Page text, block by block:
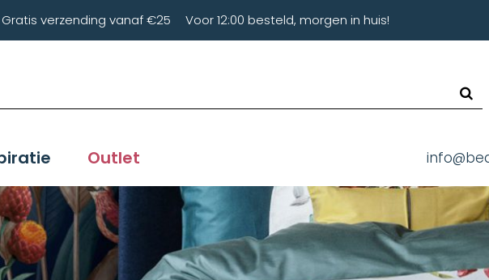
Gratis verzending vanaf €25 Voor 12:00 besteld, morgen in huis!
Outlet